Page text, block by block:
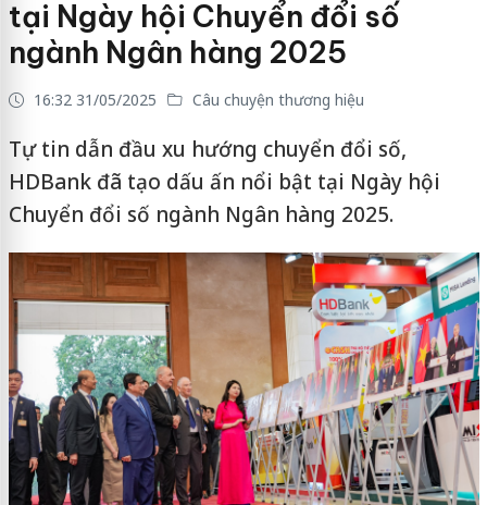
tại Ngày hội Chuyển đổi số
ngành Ngân hàng 2025
16:32 31/05/2025 Câu chuyện thương hiệu
Tự tin dẫn đầu xu hướng chuyển đổi số,
HDBank đã tạo dấu ấn nổi bật tại Ngày hội
Chuyển đổi số ngành Ngân hàng 2025.